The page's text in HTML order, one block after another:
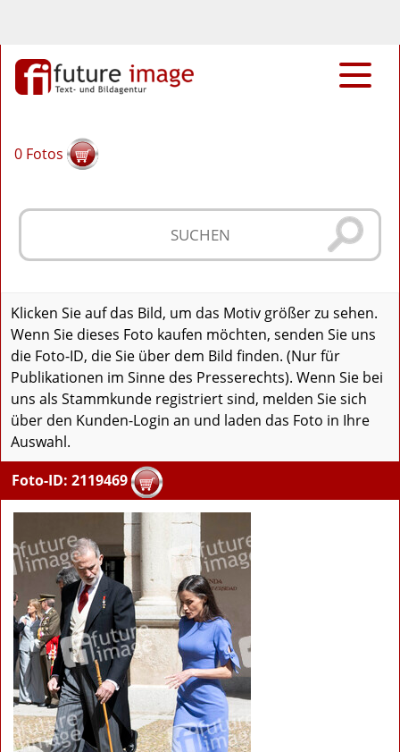
0 Fotos
Klicken Sie auf das Bild, um das Motiv größer zu sehen.
Wenn Sie dieses Foto kaufen möchten, senden Sie uns
die Foto-ID, die Sie über dem Bild finden. (Nur für
Publikationen im Sinne des Presserechts). Wenn Sie bei
uns als Stammkunde registriert sind, melden Sie sich
über den Kunden-Login an und laden das Foto in Ihre
Auswahl.
Foto-ID: 2119469